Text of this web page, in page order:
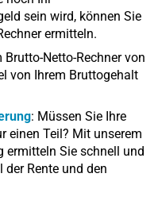
sein wird, können Sie
ermitteln.
Brutto-Netto-Rechner von
von Ihrem Bruttogehalt
: Müssen Sie Ihre
einen Teil? Mit unserem
ermitteln Sie schnell und
Rente und den